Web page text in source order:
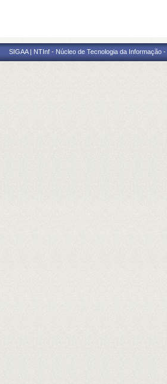
SIGAA | NTInf - Núcleo de Tecnologia da